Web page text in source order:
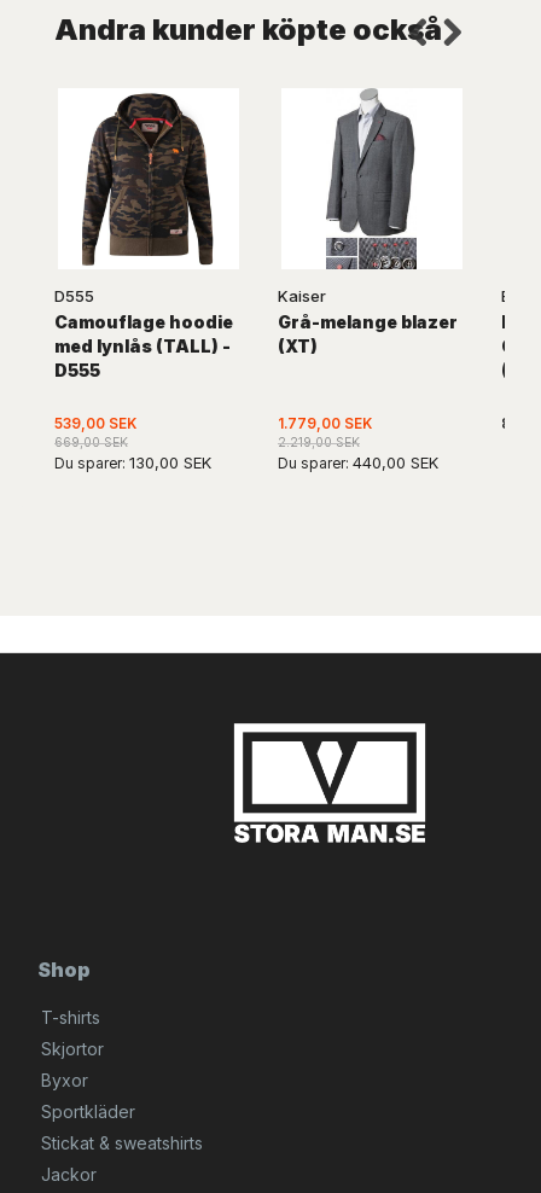
Andra kunder köpte också
D555
Camouflage hoodie
med lynlås (TALL) -
D555
539,00 SEK
669,00 SEK
Du sparer: 130,00 SEK
Kaiser
Grå-melange blazer
(XT)
1.779,00 SEK
2.219,00 SEK
Du sparer: 440,00 SEK
Ed
Ed
Shop
T-shirts
Skjortor
Byxor
Sportkläder
Stickat & sweatshirts
Jackor